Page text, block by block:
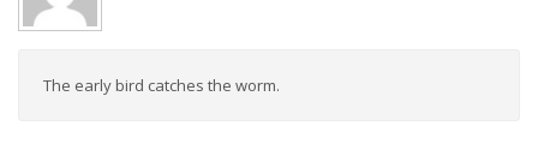
The early bird catches the worm.